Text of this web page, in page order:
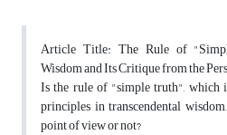
Article Title: The Rule of
Wisdom and Its Critique from the
Is the rule of "simple truth", which
principles in transcendental
point of view or not?